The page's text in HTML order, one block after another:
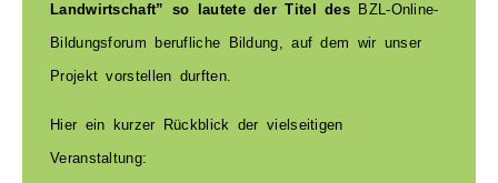
Landwirtschaft” so lautete der Titel des BZL-Online-
Bildungsforum berufliche Bildung, auf dem wir unser
Projekt vorstellen durften.
Hier ein kurzer Rückblick der vielseitigen
Veranstaltung: